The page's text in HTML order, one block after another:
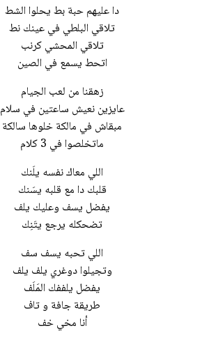
دا عليهم حبة بط يحلوا الشط
تلاقي البلطي في عينك نط
تلاقي المحشي كرنب
اتحط يسمع في الصين
زهقنا من لعب الجيام
عايزين نعيش ساعتين في سلام
مبقاش في مالكة خلوها سالكة
ماتخلصوا في 3 كلام
اللي معاك نفسه يلَنك
قلبك دا مع قلبه يسَنك
يفضل يسف وعليك يلف
تضحكله يرجع يتَنِك
اللي تحبه يسف سف
وتجيلوا دوغري يلف يلف
يفضل يلففك المَلَف
طريقة جافة و تاف
أنا مخي خف